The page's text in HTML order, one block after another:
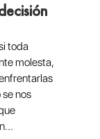
toda
molesta,
nos